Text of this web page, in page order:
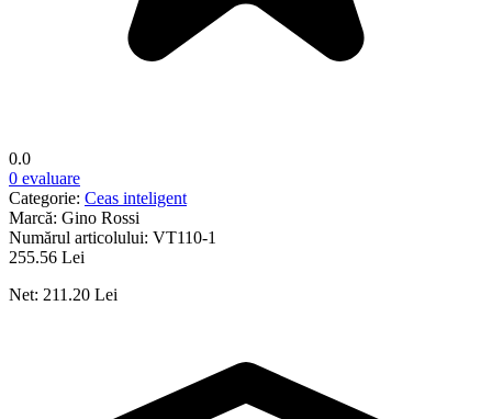
0.0
0 evaluare
Categorie: Ceas inteligent
Marcă: Gino Rossi
Numărul articolului: VT110-1
255.56 Lei
Net: 211.20 Lei